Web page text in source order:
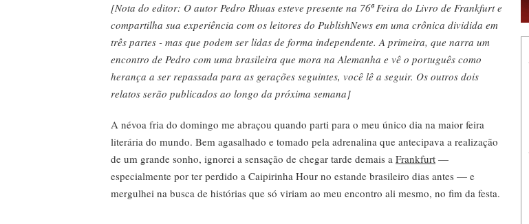
[Nota do editor: O autor Pedro Rhuas esteve presente na 76ª Feira do Livro de Frankfurt e
compartilha sua experiência com os leitores do PublishNews em uma crônica dividida em
três partes - mas que podem ser lidas de forma independente. A primeira, que narra um
encontro de Pedro com uma brasileira que mora na Alemanha e vê o português como
herança a ser repassada para as gerações seguintes, você lê a seguir. Os outros dois
relatos serão publicados ao longo da próxima semana]
A névoa fria do domingo me abraçou quando parti para o meu único dia na maior feira
literária do mundo. Bem agasalhado e tomado pela adrenalina que antecipava a realização
de um grande sonho, ignorei a sensação de chegar tarde demais a Frankfurt —
especialmente por ter perdido a Caipirinha Hour no estande brasileiro dias antes — e
mergulhei na busca de histórias que só viriam ao meu encontro ali mesmo, no fim da festa.